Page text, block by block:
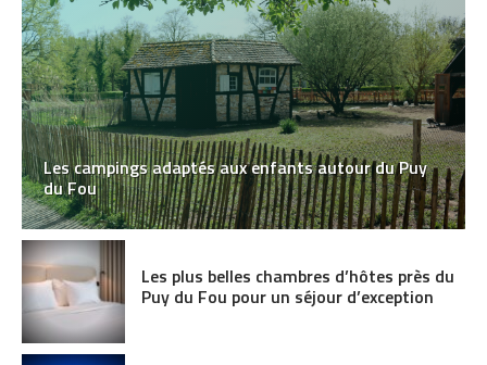
Les campings adaptés aux enfants autour du Puy
du Fou
Les plus belles chambres d’hôtes près du
Puy du Fou pour un séjour d’exception